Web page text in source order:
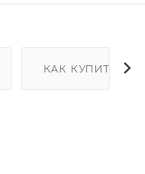
КАК КУПИТЬ